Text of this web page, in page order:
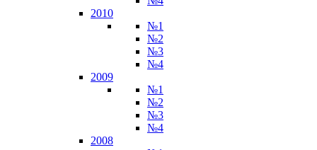
2010
№1
№2
№3
№4
2009
№1
№2
№3
№4
2008